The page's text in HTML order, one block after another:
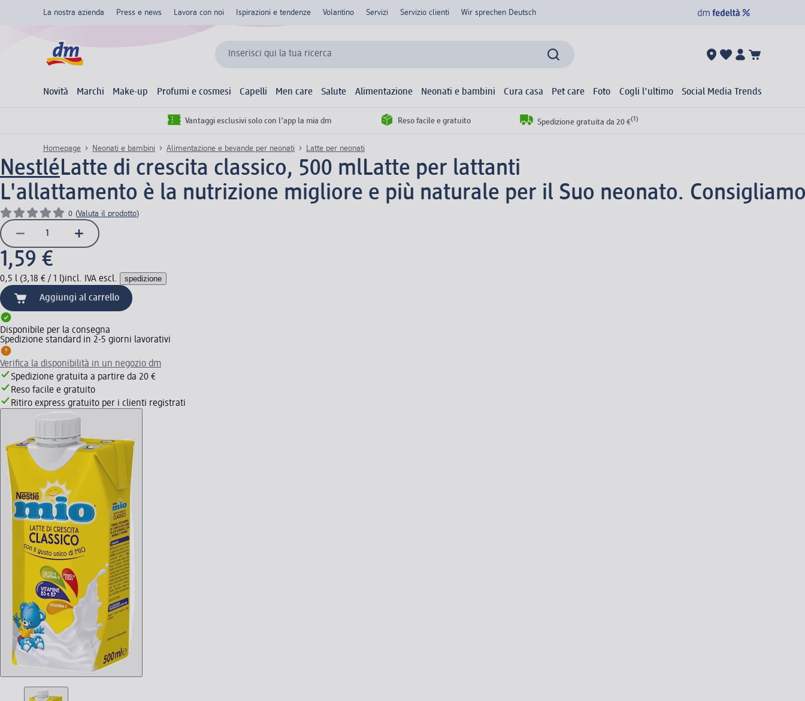
La nostra azienda Press e news Lavora con noi Ispirazioni e tendenze Volantino Servizi Servizio clienti Wir sprechen Deutsch
Inserisci qui la tua ricerca
Novità Marchi Make-up Profumi e cosmesi Capelli Men care Salute Alimentazione Neonati e bambini Cura casa Pet care Foto Cogli l'ultimo Social Media Trends
Vantaggi esclusivi solo con l'app la mia dm Reso facile e gratuito Spedizione gratuita da 20 €(1)
Homepage Neonati e bambini Alimentazione e bevande per neonati Latte per neonati
NestléLatte di crescita classico, 500 mlLatte per lattanti
L'allattamento è la nutrizione migliore e più naturale per il Suo neonato.
0 (Valuta il prodotto)
1,59 €
0,5 l (3,18 € / 1 l)incl. IVA escl. spedizione
Aggiungi al carrello
Disponibile per la consegna
Spedizione standard in 2-5 giorni lavorativi
Verifica la disponibilità in un negozio dm
Spedizione gratuita a partire da 20 €
Reso facile e gratuito
Ritiro express gratuito per i clienti registrati